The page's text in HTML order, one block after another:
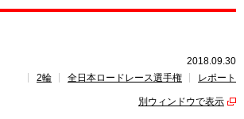
2018.09.30
2輪
全日本ロードレース選手権 レポート
別ウィンドウで表示